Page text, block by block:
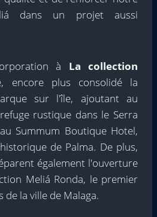
dans un projet aussi
à La collection
encore plus consolidé la
sur l'île, ajoutant au
rustique dans le Serra
Summum Boutique Hotel,
de Palma. De plus,
également l'ouverture
Meliá Ronda, le premier
de la ville de Malaga.